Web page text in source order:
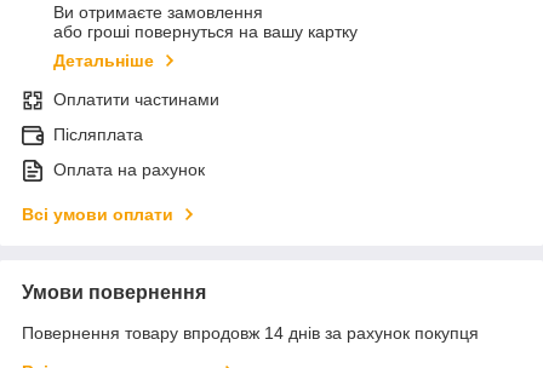
Ви отримаєте замовлення
або гроші повернуться на вашу картку
Детальніше
Оплатити частинами
Післяплата
Оплата на рахунок
Всі умови оплати
Умови повернення
Повернення товару впродовж 14 днів за рахунок покупця